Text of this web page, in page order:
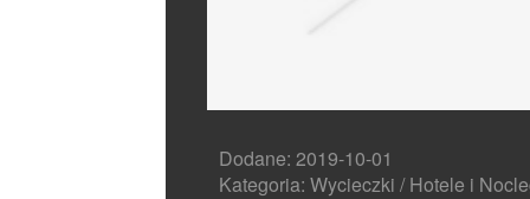
Dodane: 2019-10-01
Kategoria: Wycieczki / Hotele i